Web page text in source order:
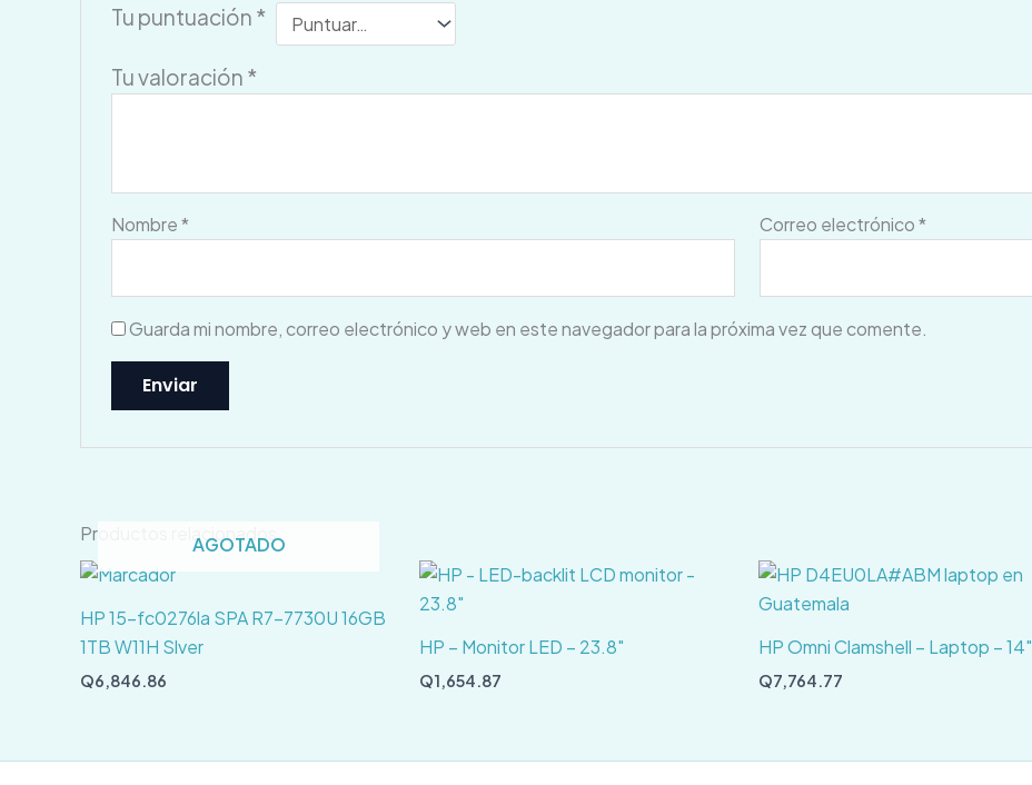
Tu puntuación *
Tu valoración *
Nombre* Correo electrónico*
Guarda mi nombre, correo electrónico y web en este navegador para la próxima vez que comente.
Productos relacionados
AGOTADO
HP 15-fc0276la SPA R7-7730U 16GB
1TB W11H Slver
Q6,846.86
HP – Monitor LED – 23.8″
Q1,654.87
HP Omni Clamshell – Laptop – 14″
Q7,764.77